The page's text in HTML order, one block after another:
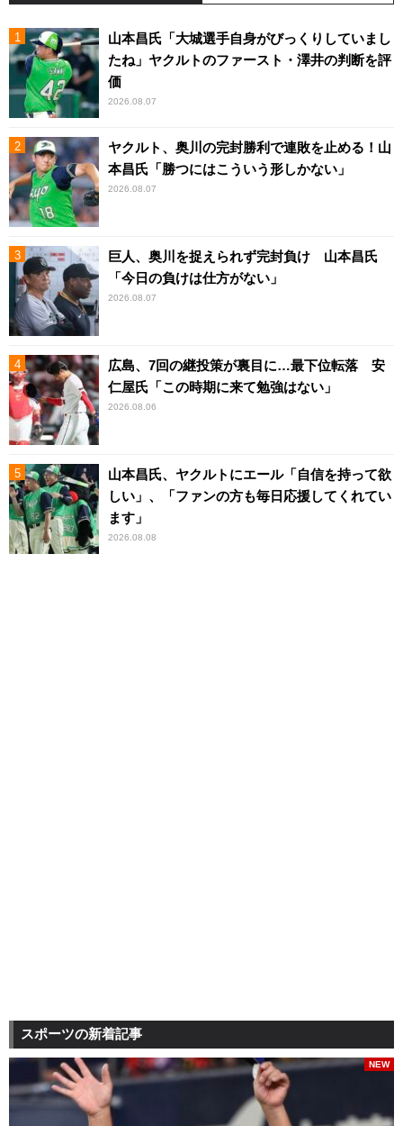
山本昌氏「大城選手自身がびっくりしていまし
たね」ヤクルトのファースト・澤井の判断を評
価
2026.08.07
ヤクルト、奥川の完封勝利で連敗を止める！山
本昌氏「勝つにはこういう形しかない」
2026.08.07
巨人、奥川を捉えられず完封負け 山本昌氏
「今日の負けは仕方がない」
2026.08.07
広島、7回の継投策が裏目に…最下位転落 安
仁屋氏「この時期に来て勉強はない」
2026.08.06
山本昌氏、ヤクルトにエール「自信を持って欲
しい」、「ファンの方も毎日応援してくれてい
ます」
2026.08.08
スポーツの新着記事
NEW